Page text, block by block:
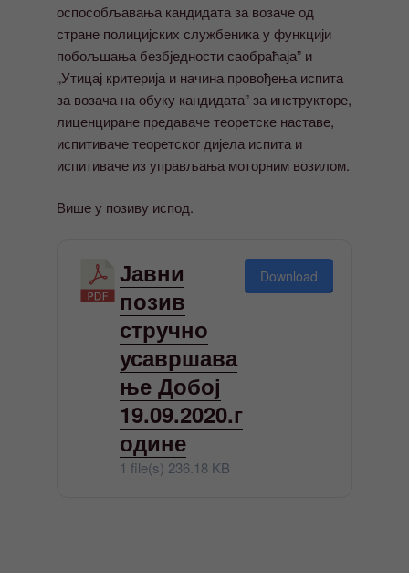
оспособљавања кандидата за возаче од
стране полицијских службеника у функцији
побољшања безбједности саобраћаја” и
„Утицај критерија и начина провођења испита
за возача на обуку кандидата” за инструкторе,
лиценциране предаваче теоретске наставе,
испитиваче теоретског дијела испита и
испитиваче из управљања моторним возилом.
Више у позиву испод.
Јавни
позив
стручно
усавршава
ње Добој
19.09.2020.г
одине
1 file(s) 236.18 KB
Download